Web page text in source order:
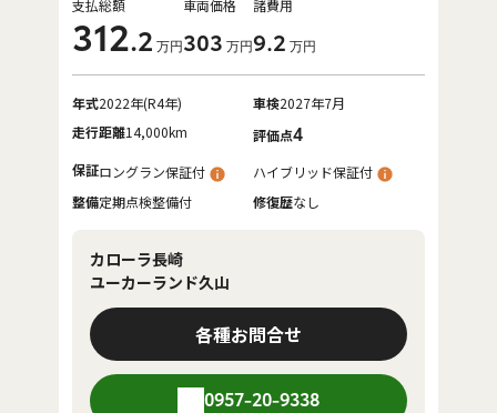
支払総額
312.2 万円
車両価格
303 万円
諸費用
9.2 万円
年式2022年(R4年) 車検2027年7月
走行距離14,000km 評価点4
保証ロングラン保証付
ハイブリッド保証付
整備定期点検整備付 修復歴なし
カローラ長崎
ユーカーランド久山
各種お問合せ
0957-20-9338